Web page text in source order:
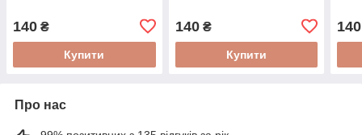
140 ₴
Купити
140₴
Купити
140
Про нас